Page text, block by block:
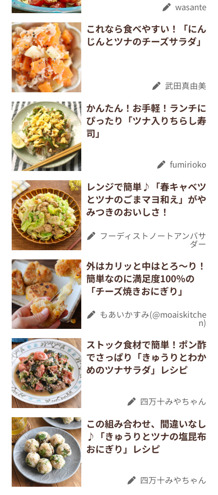
wasante
これなら食べやすい！「にん
じんとツナのチーズサラダ」
武田真由美
かんたん！お手軽！ランチに
ぴったり「ツナ入りちらし寿
司」
fumirioko
レンジで簡単♪「春キャベツ
とツナのごまマヨ和え」がや
みつきのおいしさ！
フーディストノートアンバサ
ダー
外はカリッと中はとろ～り！
簡単なのに満足度100％の
「チーズ焼きおにぎり」
もあいかすみ(@moaiskitche
n)
ストック食材で簡単！ポン酢
でさっぱり「きゅうりとわか
めのツナサラダ」レシピ
四万十みやちゃん
この組み合わせ、間違いなし
♪「きゅうりとツナの塩昆布
おにぎり」レシピ
四万十みやちゃん